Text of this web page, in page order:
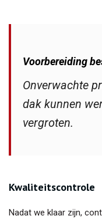
Voorbereiding
Onverwachte
dak kunnen
vergroten.
Kwaliteitscontrole
Nadat we klaar zijn,